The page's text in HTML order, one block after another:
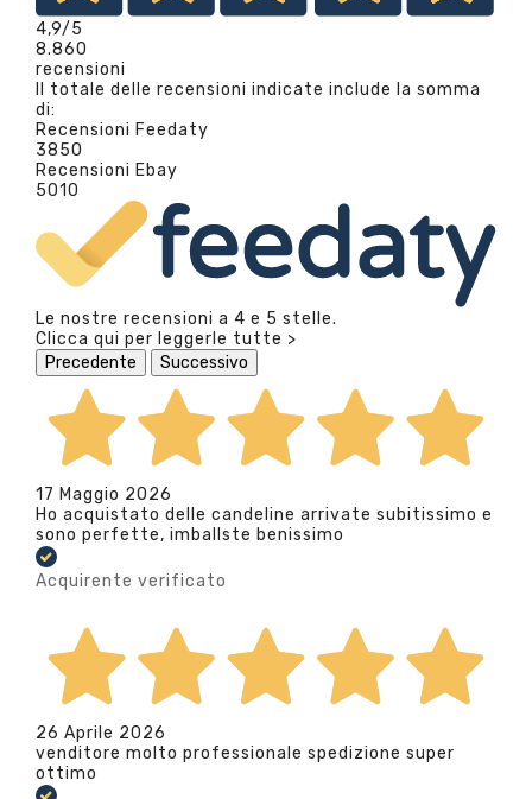
4,9/5
8.860
recensioni
Il totale delle recensioni indicate include la somma
di:
Recensioni Feedaty
3850
Recensioni Ebay
5010
Le nostre recensioni a 4 e 5 stelle.
Clicca qui per leggerle tutte >
Precedente
Successivo
17 Maggio 2026
Ho acquistato delle candeline arrivate subitissimo e
sono perfette, imballste benissimo
Acquirente verificato
26 Aprile 2026
venditore molto professionale spedizione super
ottimo